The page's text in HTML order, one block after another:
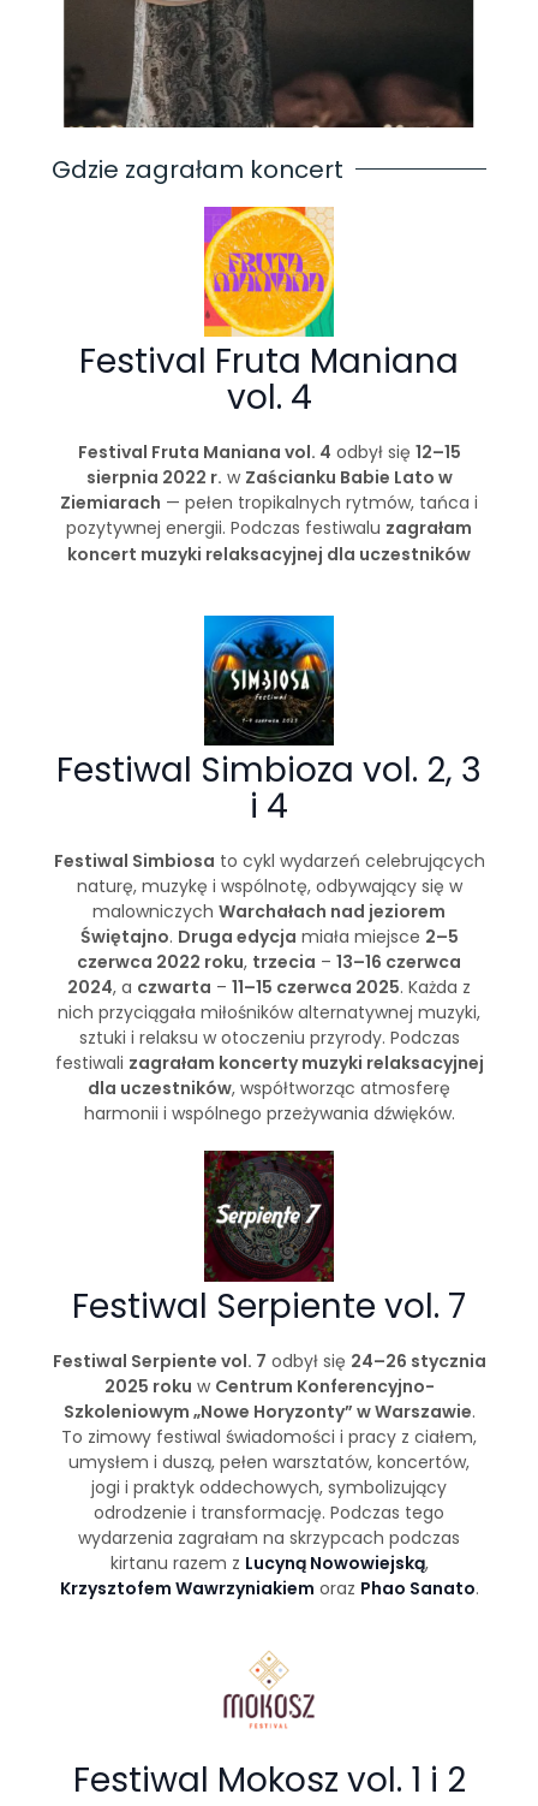
Gdzie zagrałam koncert
Festival Fruta Maniana
vol. 4
Festival Fruta Maniana vol. 4 odbył się 12–15
sierpnia 2022 r. w Zaścianku Babie Lato w
Ziemiarach — pełen tropikalnych rytmów, tańca i
pozytywnej energii. Podczas festiwalu zagrałam
koncert muzyki relaksacyjnej dla uczestników
Festiwal Simbioza vol. 2, 3
i 4
Festiwal Simbiosa to cykl wydarzeń celebrujących
naturę, muzykę i wspólnotę, odbywający się w
malowniczych Warchałach nad jeziorem
Świętajno. Druga edycja miała miejsce 2–5
czerwca 2022 roku, trzecia – 13–16 czerwca
2024, a czwarta – 11–15 czerwca 2025. Każda z
nich przyciągała miłośników alternatywnej muzyki,
sztuki i relaksu w otoczeniu przyrody. Podczas
festiwali zagrałam koncerty muzyki relaksacyjnej
dla uczestników, współtworząc atmosferę
harmonii i wspólnego przeżywania dźwięków.
Festiwal Serpiente vol. 7
Festiwal Serpiente vol. 7 odbył się 24–26 stycznia
2025 roku w Centrum Konferencyjno-
Szkoleniowym „Nowe Horyzonty” w Warszawie.
To zimowy festiwal świadomości i pracy z ciałem,
umysłem i duszą, pełen warsztatów, koncertów,
jogi i praktyk oddechowych, symbolizujący
odrodzenie i transformację. Podczas tego
wydarzenia zagrałam na skrzypcach podczas
kirtanu razem z Lucyną Nowowiejską,
Krzysztofem Wawrzyniakiem oraz Phao Sanato.
Festiwal Mokosz vol. 1 i 2